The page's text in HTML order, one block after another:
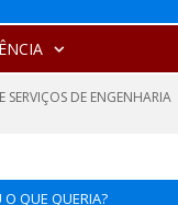
DE ENGENHARIA
QUE QUERIA?